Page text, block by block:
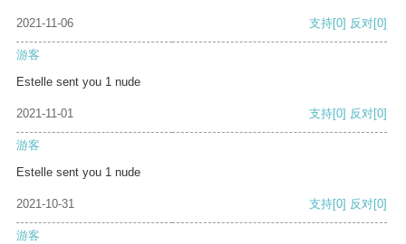
2021-11-06 支持[0] 反对[0]
游客
Estelle sent you 1 nude
2021-11-01 支持[0] 反对[0]
游客
Estelle sent you 1 nude
2021-10-31 支持[0] 反对[0]
游客